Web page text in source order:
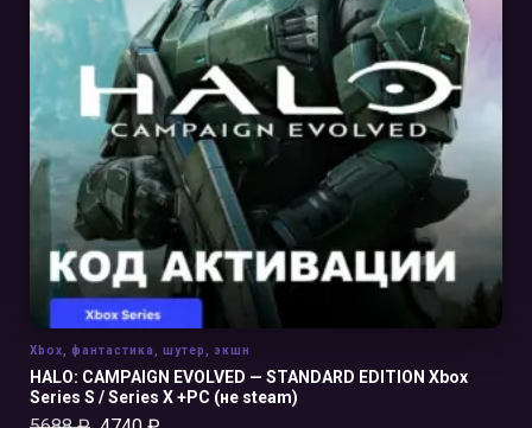
В КОРЗИНУ
HALO: CAMPAIGN EVOLVED — STANDARD EDITION Xbox
Series S / Series X +PC (не steam)
Xbox, фантастика, шутер, экшн